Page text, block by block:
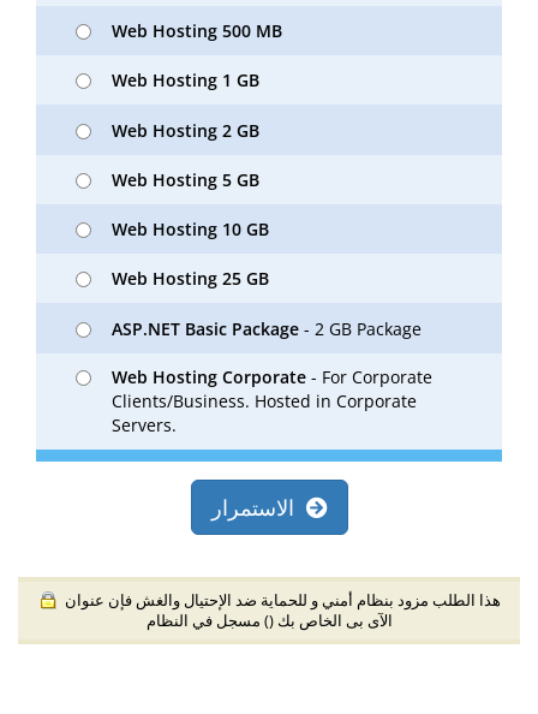
Web Hosting 500 MB
Web Hosting 1 GB
Web Hosting 2 GB
Web Hosting 5 GB
Web Hosting 10 GB
Web Hosting 25 GB
ASP.NET Basic Package - 2 GB Package
Web Hosting Corporate - For Corporate
Clients/Business. Hosted in Corporate
Servers.
الآى بى الخاص بك () مسجل في النظام